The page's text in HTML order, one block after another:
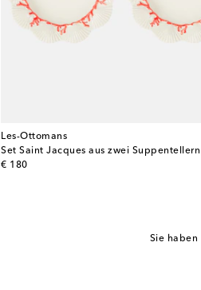
Les-Ottomans
Set Saint Jacques aus zwei Suppentellern
€ 180
original price
Sie haben